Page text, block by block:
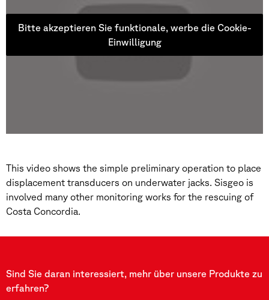
Bitte akzeptieren Sie funktionale, werbe die Cookie-
Einwilligung
This video shows the simple preliminary operation to place
displacement transducers on underwater jacks. Sisgeo is
involved many other monitoring works for the rescuing of
Costa Concordia.
Sind Sie daran interessiert, mehr über unsere Produkte zu
erfahren?